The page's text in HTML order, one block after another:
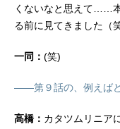
くないなと思えて……
る前に見てきました（笑
一同： (笑)
――第９話の、例えば
高橋： カタツムリニア